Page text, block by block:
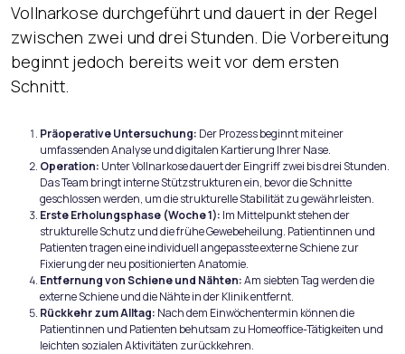
Vollnarkose durchgeführt und dauert in der Regel
zwischen zwei und drei Stunden. Die Vorbereitung
beginnt jedoch bereits weit vor dem ersten
Schnitt.
Präoperative Untersuchung: Der Prozess beginnt mit einer
umfassenden Analyse und digitalen Kartierung Ihrer Nase.
Operation: Unter Vollnarkose dauert der Eingriff zwei bis drei Stunden.
Das Team bringt interne Stützstrukturen ein, bevor die Schnitte
geschlossen werden, um die strukturelle Stabilität zu gewährleisten.
Erste Erholungsphase (Woche 1): Im Mittelpunkt stehen der
strukturelle Schutz und die frühe Gewebeheilung. Patientinnen und
Patienten tragen eine individuell angepasste externe Schiene zur
Fixierung der neu positionierten Anatomie.
Entfernung von Schiene und Nähten:Am siebten Tag werden die
externe Schiene und die Nähte in der Klinik entfernt.
Rückkehr zum Alltag: Nach dem Einwöchentermin können die
Patientinnen und Patienten behutsam zu Homeoffice-Tätigkeiten und
leichten sozialen Aktivitäten zurückkehren.